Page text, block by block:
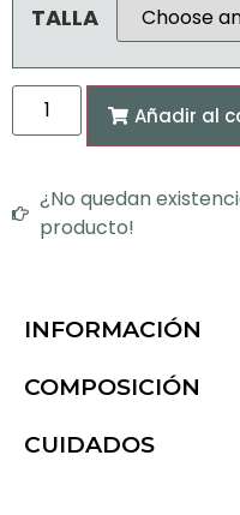
TALLA
Añadir al
¿No quedan
producto!
INFORMACIÓN
COMPOSICIÓN
CUIDADOS